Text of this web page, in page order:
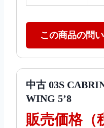
この商品の問
中古 03S
WING 5’8
販売価格（